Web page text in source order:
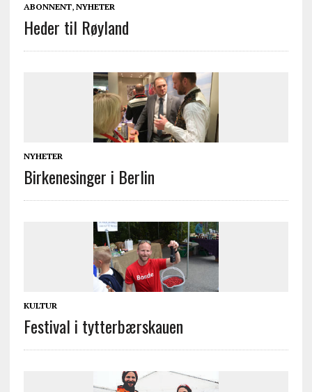
ABONNENT, NYHETER
Heder til Røyland
NYHETER
Birkenesinger i Berlin
KULTUR
Festival i tytterbærskauen